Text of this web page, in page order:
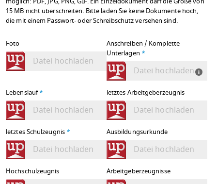
15 MB nicht überschreiten. Bitte laden Sie keine Dokumente hoch,
die mit einem Passwort- oder Schreibschutz versehen sind.
Foto
Datei hochladen
Anschreiben / Komplette
Unterlagen *
Datei hochladen
Lebenslauf*
Datei hochladen
letztes Arbeitgeberzeugnis
Datei hochladen
letztes Schulzeugnis *
Datei hochladen
Ausbildungsurkunde
Datei hochladen
Hochschulzeugnis Arbeitgeberzeugnisse